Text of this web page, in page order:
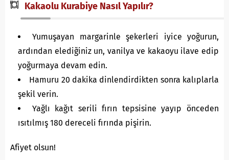
Kakaolu Kurabiye Nasıl Yapılır?
Yumuşayan margarinle şekerleri iyice yoğurun,
ardından elediğiniz un, vanilya ve kakaoyu ilave edip
yoğurmaya devam edin.
Hamuru 20 dakika dinlendirdikten sonra kalıplarla
şekil verin.
Yağlı kağıt serili fırın tepsisine yayıp önceden
ısıtılmış 180 dereceli fırında pişirin.
Afiyet olsun!